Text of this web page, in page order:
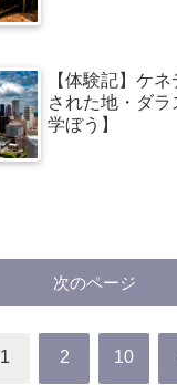
【体験記】ケ
された地・ダ
学ぼう】
次のページ
1 2 10